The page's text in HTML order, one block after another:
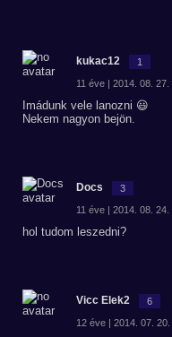
kukac12 1
11 éve | 2014. 08. 27.
Imádunk vele lanozni 😃
Nekem nagyon bejön.
Docs 3
11 éve | 2014. 08. 24.
hol tudom leszedni?
Vicc Elek2 6
12 éve | 2014. 07.